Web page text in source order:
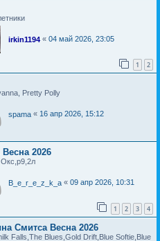
irkin1194 « 04 май 2026, 23:05
1 2
Pretty Polly
spama « 16 апр 2026, 15:12
2026
B_e_r_e_z_k_a « 09 апр 2026, 10:31
1 2 3 4
Смитса Весна 2026
Falls,The Blues,Gold Drift,Blue Softie,Blue